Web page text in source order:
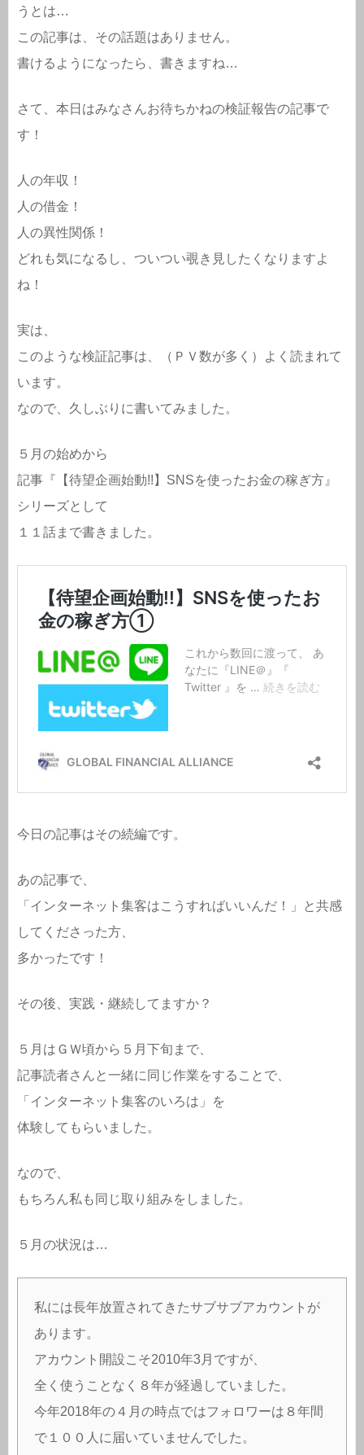
うとは…
この記事は、その話題はありません。
書けるようになったら、書きますね…
さて、本日はみなさんお待ちかねの検証報告の記事で
す！
人の年収！
人の借金！
人の異性関係！
どれも気になるし、ついつい覗き見したくなりますよ
ね！
実は、
このような検証記事は、（ＰＶ数が多く）よく読まれて
います。
なので、久しぶりに書いてみました。
５月の始めから
記事『【待望企画始動!!】SNSを使ったお金の稼ぎ方』
シリーズとして
１１話まで書きました。
今日の記事はその続編です。
あの記事で、
「インターネット集客はこうすればいいんだ！」と共感
してくださった方、
多かったです！
その後、実践・継続してますか？
５月はＧＷ頃から５月下旬まで、
記事読者さんと一緒に同じ作業をすることで、
「インターネット集客のいろは」を
体験してもらいました。
なので、
もちろん私も同じ取り組みをしました。
５月の状況は…
私には長年放置されてきたサブサブアカウントが
あります。
アカウント開設こそ2010年3月ですが、
全く使うことなく８年が経過していました。
今年2018年の４月の時点ではフォロワーは８年間
で１００人に届いていませんでした。